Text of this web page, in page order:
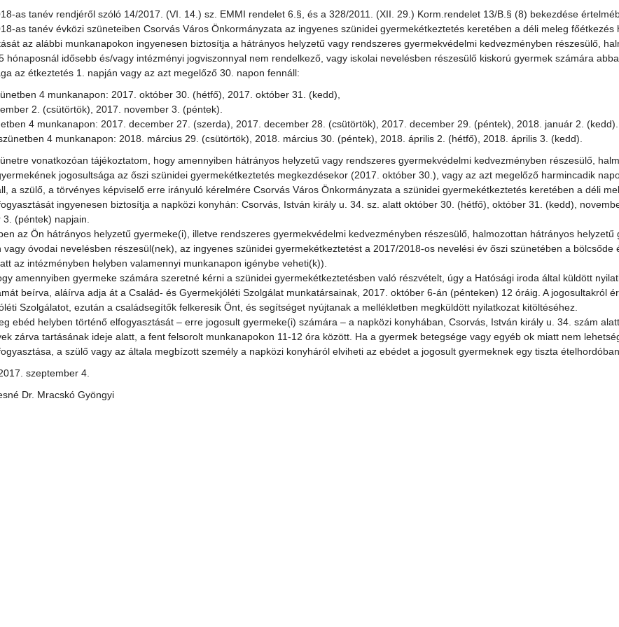
as tanév rendjéről szóló 14/2017. (VI. 14.) sz. EMMI rendelet 6.§, és a 328/2011. (XII. 29.) Korm.rendelet 13/B.§ (8) bekezdése
as tanév évközi szüneteiben Csorvás Város Önkormányzata az ingyenes szünidei gyermekétkeztetés keretében a déli meleg főétkezés
az alábbi munkanapokon ingyenesen biztosítja a hátrányos helyzetű vagy rendszeres gyermekvédelmi kedvezményben részesülő,
hónaposnál idősebb és/vagy intézményi jogviszonnyal nem rendelkező, vagy iskolai nevelésben részesülő kiskorú gyermek számára
az étkeztetés 1. napján vagy az azt megelőző 30. napon fennáll:
4 munkanapon: 2017. október 30. (hétfő), 2017. október 31. (kedd),
2. (csütörtök), 2017. november 3. (péntek).
4 munkanapon: 2017. december 27. (szerda), 2017. december 28. (csütörtök), 2017. december 29. (péntek), 2018. január 2. (kedd).
4 munkanapon: 2018. március 29. (csütörtök), 2018. március 30. (péntek), 2018. április 2. (hétfő), 2018. április 3. (kedd).
vonatkozóan tájékoztatom, hogy amennyiben hátrányos helyzetű vagy rendszeres gyermekvédelmi kedvezményben részesülő,
jogosultsága az őszi szünidei gyermekétkeztetés megkezdésekor (2017. október 30.), vagy az azt megelőző harmincadik
a szülő, a törvényes képviselő erre irányuló kérelmére Csorvás Város Önkormányzata a szünidei gyermekétkeztetés keretében a déli
ingyenesen biztosítja a napközi konyhán: Csorvás, István király u. 34. sz. alatt október 30. (hétfő), október 31. (kedd),
(péntek) napjain.
az Ön hátrányos helyzetű gyermeke(i), illetve rendszeres gyermekvédelmi kedvezményben részesülő, halmozottan hátrányos helyzetű
vagy óvodai nevelésben részesül(nek), az ingyenes szünidei gyermekétkeztetést a 2017/2018-os nevelési év őszi szünetében a bölcsőde
az intézményben helyben valamennyi munkanapon igénybe veheti(k)).
amennyiben gyermeke számára szeretné kérni a szünidei gyermekétkeztetésben való részvételt, úgy a Hatósági iroda által küldött
beírva, aláírva adja át a Család- és Gyermekjóléti Szolgálat munkatársainak, 2017. október 6-án (pénteken) 12 óráig. A jogosultakról
Szolgálatot, ezután a családsegítők felkeresik Önt, és segítséget nyújtanak a mellékletben megküldött nyilatkozat kitöltéséhez.
ebéd helyben történő elfogyasztását – erre jogosult gyermeke(i) számára – a napközi konyhában, Csorvás, István király u. 34. szám
zárva tartásának ideje alatt, a fent felsorolt munkanapokon 11-12 óra között. Ha a gyermek betegsége vagy egyéb ok miatt nem
a szülő vagy az általa megbízott személy a napközi konyháról elviheti az ebédet a jogosult gyermeknek egy tiszta
szeptember 4.
Dr. Mracskó Gyöngyi